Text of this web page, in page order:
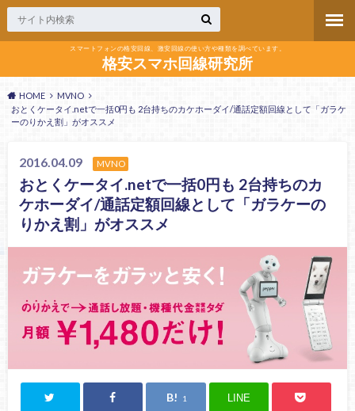
スマートフォンの格安回線、激安回線の使い方や種類を調べています。
格安スマホ回線研究所
HOME
MVNO
おとくケータイ.netで一括0円も 2台持ちのカケホーダイ/通話定額回線として「ガラケ
ーのりかえ割」がオススメ
2016.04.09 MVNO
おとくケータイ.netで一括0円も 2台持ちのカ
ケホーダイ/通話定額回線として「ガラケーの
りかえ割」がオススメ
1 LINE